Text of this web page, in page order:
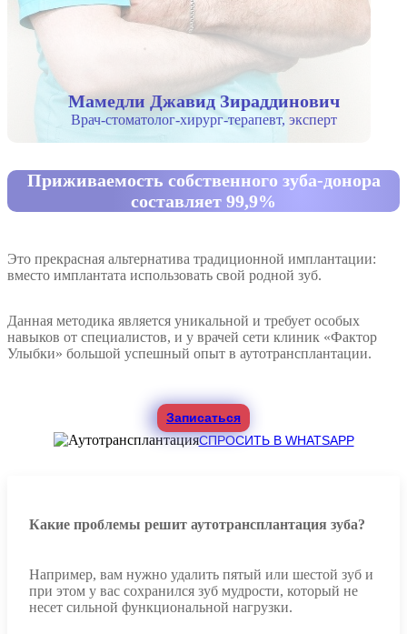
Мамедли Джавид Зираддинович
Врач-стоматолог-хирург-терапевт, эксперт
Приживаемость собственного зуба-донора
составляет 99,9%
Это прекрасная альтернатива традиционной имплантации:
вместо имплантата использовать свой родной зуб.
Данная методика является уникальной и требует особых
навыков от специалистов, и у врачей сети клиник «Фактор
Улыбки» большой успешный опыт в аутотрансплантации.
Записаться
СПРОСИТЬ В WHATSAPP
Какие проблемы решит аутотрансплантация зуба?
Например, вам нужно удалить пятый или шестой зуб и
при этом у вас сохранился зуб мудрости, который не
несет сильной функциональной нагрузки.